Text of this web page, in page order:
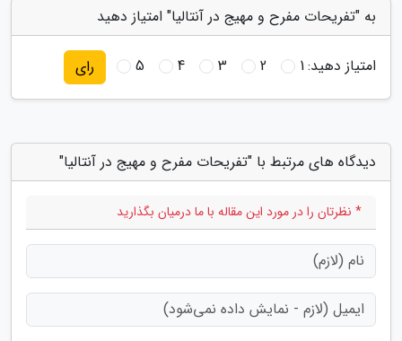
به "تفریحات مفرح و مهیج در آنتالیا" امتیاز دهید
امتیاز دهید:1
2
3
4
5 رای
دیدگاه های مرتبط با "تفریحات مفرح و مهیج در آنتالیا"
* نظرتان را در مورد این مقاله با ما درمیان بگذارید